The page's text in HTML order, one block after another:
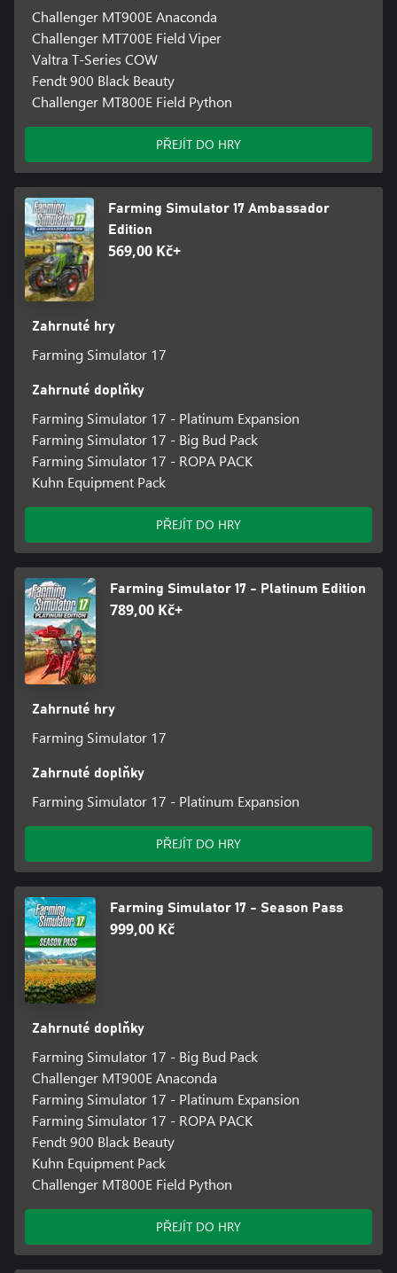
Challenger MT900E Anaconda
Challenger MT700E Field Viper
Valtra T-Series COW
Fendt 900 Black Beauty
Challenger MT800E Field Python
PŘEJÍT DO HRY
Farming Simulator 17 Ambassador
Edition
569,00 Kč+
Zahrnuté hry
Farming Simulator 17
Zahrnuté doplňky
Farming Simulator 17 - Platinum Expansion
Farming Simulator 17 - Big Bud Pack
Farming Simulator 17 - ROPA PACK
Kuhn Equipment Pack
PŘEJÍT DO HRY
Farming Simulator 17 - Platinum Edition
789,00 Kč+
Zahrnuté hry
Farming Simulator 17
Zahrnuté doplňky
Farming Simulator 17 - Platinum Expansion
PŘEJÍT DO HRY
Farming Simulator 17 - Season Pass
999,00 Kč
Zahrnuté doplňky
Farming Simulator 17 - Big Bud Pack
Challenger MT900E Anaconda
Farming Simulator 17 - Platinum Expansion
Farming Simulator 17 - ROPA PACK
Fendt 900 Black Beauty
Kuhn Equipment Pack
Challenger MT800E Field Python
PŘEJÍT DO HRY